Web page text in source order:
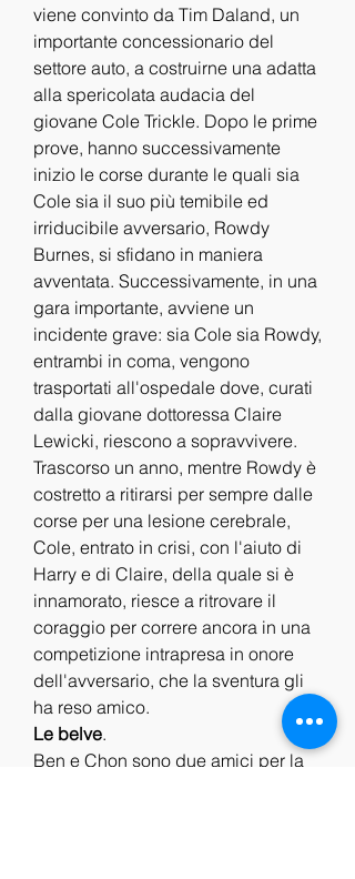
viene convinto da Tim Daland, un
importante concessionario del
settore auto, a costruirne una adatta
alla spericolata audacia del
giovane Cole Trickle. Dopo le prime
prove, hanno successivamente
inizio le corse durante le quali sia
Cole sia il suo più temibile ed
irriducibile avversario, Rowdy
Burnes, si sfidano in maniera
avventata. Successivamente, in una
gara importante, avviene un
incidente grave: sia Cole sia Rowdy,
entrambi in coma, vengono
trasportati all'ospedale dove, curati
dalla giovane dottoressa Claire
Lewicki, riescono a sopravvivere.
Trascorso un anno, mentre Rowdy è
costretto a ritirarsi per sempre dalle
corse per una lesione cerebrale,
Cole, entrato in crisi, con l'aiuto di
Harry e di Claire, della quale si è
innamorato, riesce a ritrovare il
coraggio per correre ancora in una
competizione intrapresa in onore
dell'avversario, che la sventura gli
ha reso amico.
Le belve.
Ben e Chon sono due amici per la